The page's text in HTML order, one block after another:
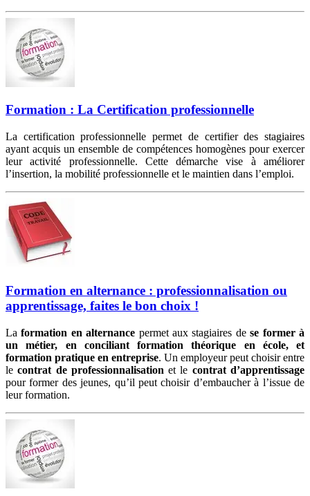
Formation : La Certification professionnelle
La certification professionnelle permet de certifier des stagiaires
ayant acquis un ensemble de compétences homogènes pour exercer
leur activité professionnelle. Cette démarche vise à améliorer
l’insertion, la mobilité professionnelle et le maintien dans l’emploi.
Formation en alternance : professionnalisation ou
apprentissage, faites le bon choix !
Laformation en alternance permet aux stagiaires dese former à
un métier, en conciliant formation théorique en école, et
formation pratique en entreprise. Un employeur peut choisir entre
lecontrat de professionnalisationet le contrat d’apprentissage
pour former des jeunes, qu’il peut choisir d’embaucher à l’issue de
leur formation.